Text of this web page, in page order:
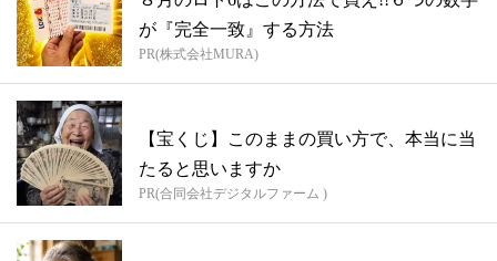
が『完全一致』する方法
PR(株式会社MURA)
【宝くじ】このままの買い方で、本当に当
たると思いますか
PR(合同会社デジタルファーム )